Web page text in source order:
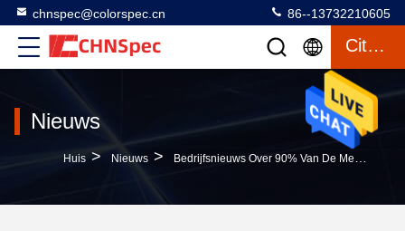
chnspec@colorspec.cn 86--13732210605
Citaat
Nieuws
Huis > Nieuws > Bedrijfsnieuws Over 90% Van De Mensen Verwart Het.